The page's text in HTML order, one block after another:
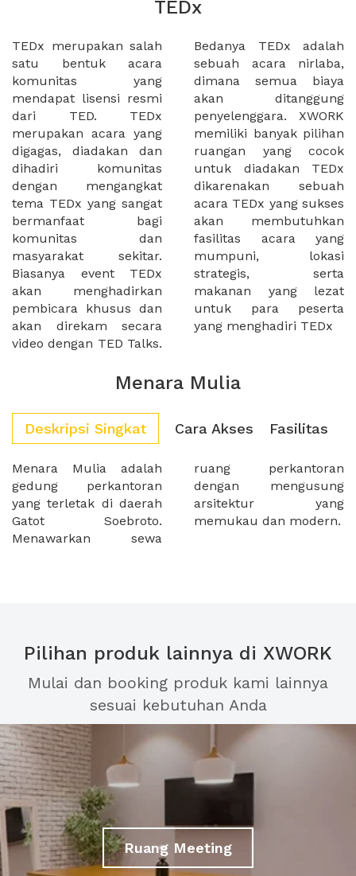
TEDx
TEDx merupakan salah
satu bentuk acara
komunitas yang
mendapat lisensi resmi
dari TED. TEDx
merupakan acara yang
digagas, diadakan dan
dihadiri komunitas
dengan mengangkat
tema TEDx yang sangat
bermanfaat bagi
komunitas dan
masyarakat sekitar.
Biasanya event TEDx
akan menghadirkan
pembicara khusus dan
akan direkam secara
video dengan TED Talks.
Bedanya TEDx adalah
sebuah acara nirlaba,
dimana semua biaya
akan ditanggung
penyelenggara. XWORK
memiliki banyak pilihan
ruangan yang cocok
untuk diadakan TEDx
dikarenakan sebuah
acara TEDx yang sukses
akan membutuhkan
fasilitas acara yang
mumpuni, lokasi
strategis, serta
makanan yang lezat
untuk para peserta
yang menghadiri TEDx
Menara Mulia
Deskripsi Singkat Cara Akses Fasilitas
Menara Mulia adalah
gedung perkantoran
yang terletak di daerah
Gatot Soebroto.
Menawarkan sewa
ruang perkantoran
dengan mengusung
arsitektur yang
memukau dan modern.
Pilihan produk lainnya di XWORK
Mulai dan booking produk kami lainnya
sesuai kebutuhan Anda
Ruang Meeting